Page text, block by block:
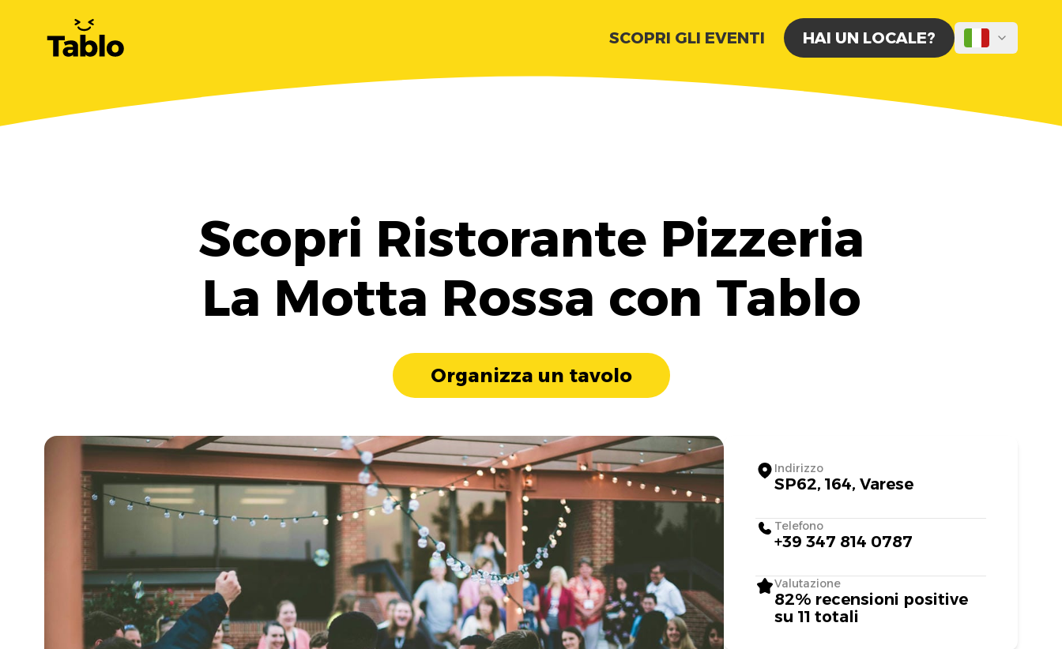
SCOPRI GLI EVENTI HAI UN LOCALE?
Scopri Ristorante Pizzeria
La Motta Rossa con Tablo
Organizza un tavolo
Indirizzo
SP62, 164, Varese
Telefono
+39 347 814 0787
Valutazione
82% recensioni positive
su 11 totali